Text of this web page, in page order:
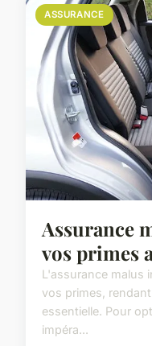
ASSURANCE
Assurance
vos primes
L'assurance malus
vos primes,
essentielle. Pour
impéra...